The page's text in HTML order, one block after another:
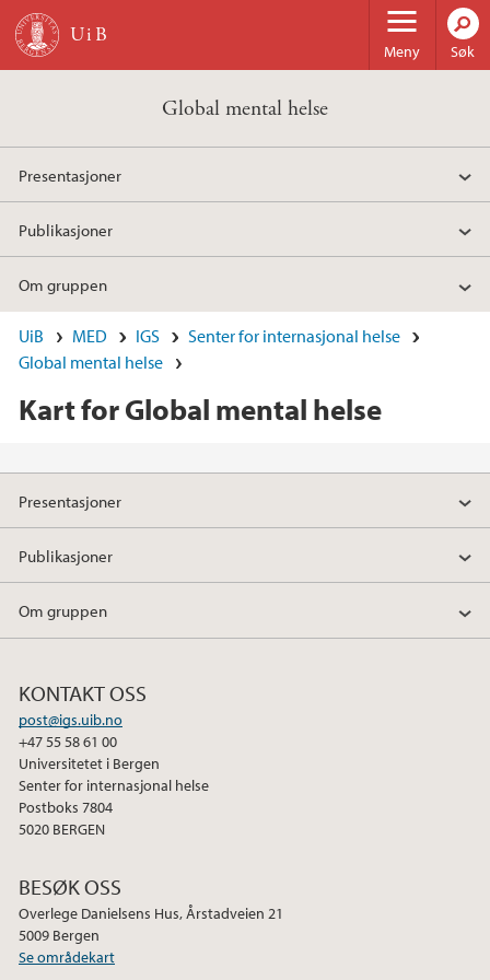
Hopp til hovedinnhold
Meny Søk
Global mental helse
Presentasjoner
Publikasjoner
Om gruppen
UiB MED IGS
Senter for internasjonal helse
Global mental helse
Kart for Global mental helse
Presentasjoner
Publikasjoner
Om gruppen
KONTAKT OSS
post@igs.uib.no
+47 55 58 61 00
Universitetet i Bergen
Senter for internasjonal helse
Postboks 7804
5020 BERGEN
BESØK OSS
Overlege Danielsens Hus, Årstadveien 21
5009 Bergen
Se områdekart